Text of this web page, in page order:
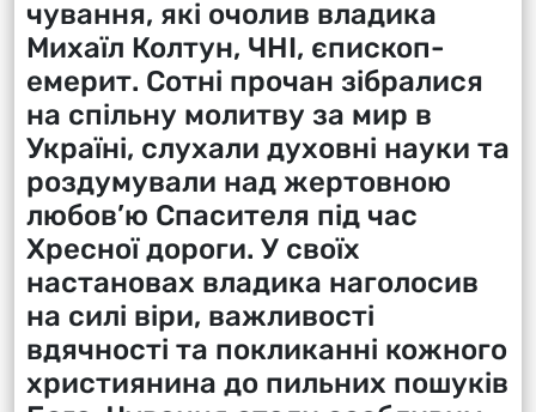
чування, які очолив владика
Михаїл Колтун, ЧНІ, єпископ-
емерит. Сотні прочан зібралися
на спільну молитву за мир в
Україні, слухали духовні науки та
роздумували над жертовною
любов’ю Спасителя під час
Хресної дороги. У своїх
настановах владика наголосив
на силі віри, важливості
вдячності та покликанні кожного
християнина до пильних пошуків